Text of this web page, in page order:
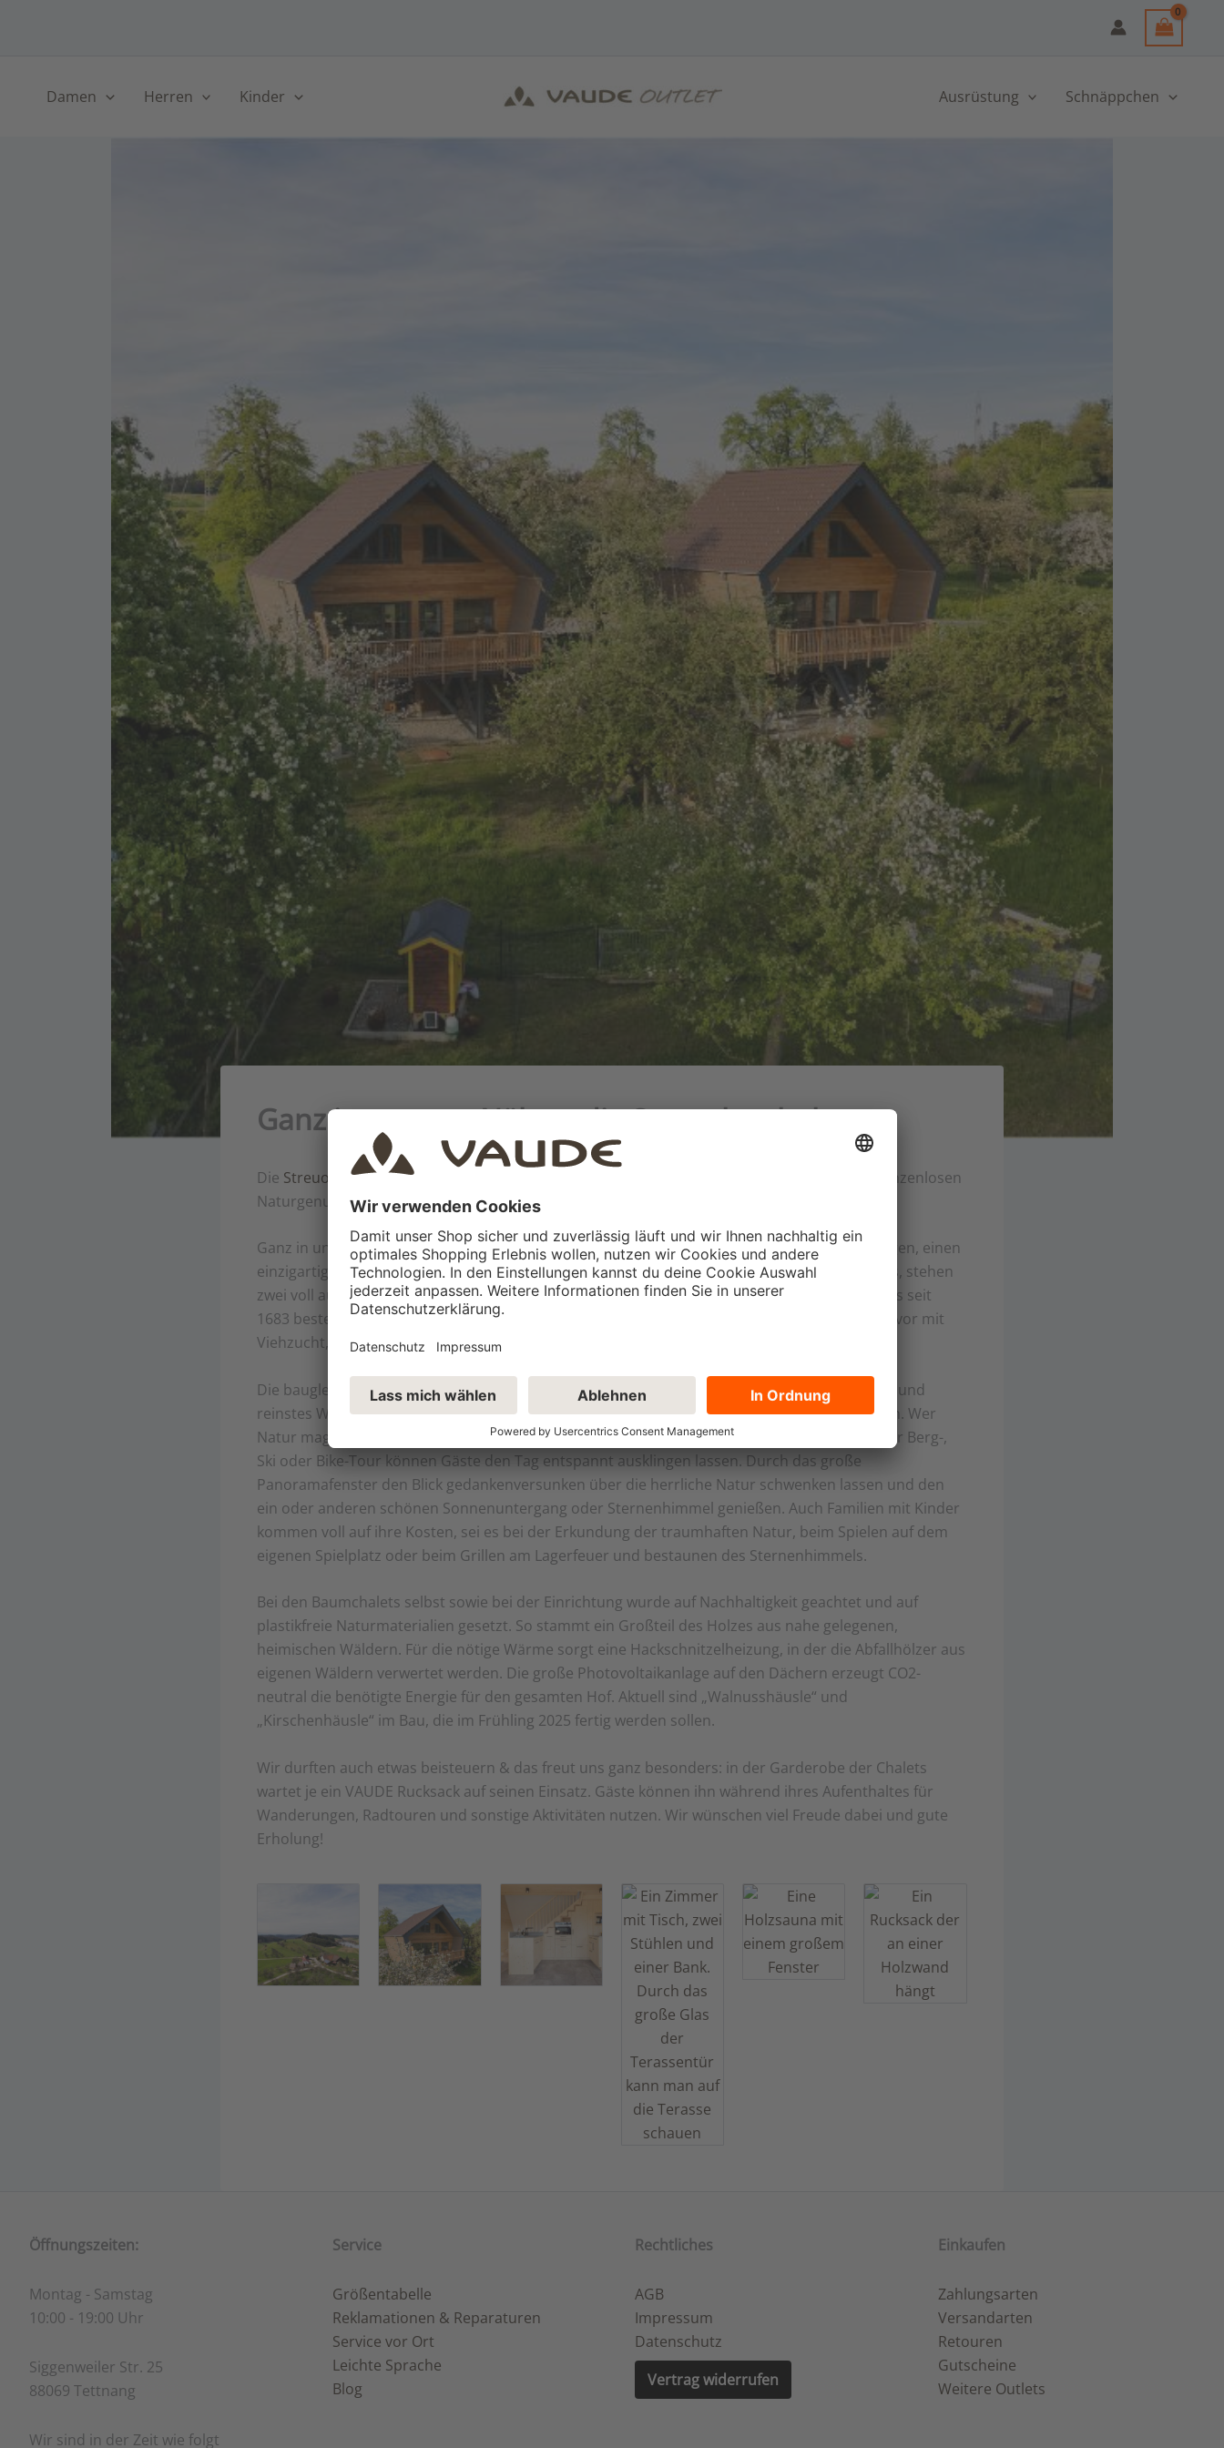
Damen
Herren Kinder Ausrüstung Schnäppchen
Ganz in unserer Nähe – die Streuobstchalets
Die Streuobstchalets in Oberlangensee
sind unser Geheimtipp für nachhaltige Erholung, grenzenlosen
Naturgenuss und traumhafte Erlebnisse zwischen Bodensee und Allgäu!
Ganz in unserer Nähe, ist es der Inhaberfamilie rund um Valerie und Markus Arnegger gelungen, einen
einzigartigen Platz zu schaffen. Auf Höhe der Baumkronen inmitten des Bodenseehinterlands, stehen
zwei voll ausgestatteten Stelzenhäuser. Diese sind idyllisch und naturnah gelegen und Teil des seit
1683 bestehenden Hofes, der nunmehr in der 12. Generation aktiv betrieben wird – nach wie vor mit
Viehzucht, Forstwirtschaft, ausgedehnten Streuobstwiesen und eigener Brennerei.
Die baugleichen Chalets „Apfelhäusle“ und „Birnenhäusle“ bieten für den Urlaub viel Komfort und
reinstes Wohlfühlambiente inmitten der Natur – auf Augenhöhe mit Äpfeln, Birnen und Tieren. Wer
Natur mag, wird die Chalets im Tiny House Stil mitten in der Streuobstwiese lieben. Nach einer Berg-,
Ski oder Bike-Tour können Gäste den Tag entspannt ausklingen lassen. Durch das große
Panoramafenster den Blick gedankenversunken über die herrliche Natur schwenken lassen und den
ein oder anderen schönen Sonnenuntergang oder Sternenhimmel genießen. Auch Familien mit Kinder
kommen voll auf ihre Kosten, sei es bei der Erkundung der traumhaften Natur, beim Spielen auf dem
eigenen Spielplatz oder beim Grillen am Lagerfeuer und bestaunen des Sternenhimmels.
Bei den Baumchalets selbst sowie bei der Einrichtung wurde auf Nachhaltigkeit geachtet und auf
plastikfreie Naturmaterialien gesetzt. So stammt ein Großteil des Holzes aus nahe gelegenen,
heimischen Wäldern. Für die nötige Wärme sorgt eine Hackschnitzelheizung, in der die Abfallhölzer aus
eigenen Wäldern verwertet werden. Die große Photovoltaikanlage auf den Dächern erzeugt CO2-
neutral die benötigte Energie für den gesamten Hof. Aktuell sind „Walnusshäusle“ und
„Kirschenhäusle“ im Bau, die im Frühling 2025 fertig werden sollen.
Wir durften auch etwas beisteuern & das freut uns ganz besonders: in der Garderobe der Chalets
wartet je ein VAUDE Rucksack auf seinen Einsatz. Gäste können ihn während ihres Aufenthaltes für
Wanderungen, Radtouren und sonstige Aktivitäten nutzen. Wir wünschen viel Freude dabei und gute
Erholung!
Öffnungszeiten:
Montag - Samstag
10:00 - 19:00 Uhr
Siggenweiler Str. 25
88069 Tettnang
Wir sind in der Zeit wie folgt
Service
Größentabelle
Reklamationen & Reparaturen
Service vor Ort
Leichte Sprache
Blog
Rechtliches
AGB
Impressum
Datenschutz
Vertrag widerrufen
Einkaufen
Zahlungsarten
Versandarten
Retouren
Gutscheine
Weitere Outlets